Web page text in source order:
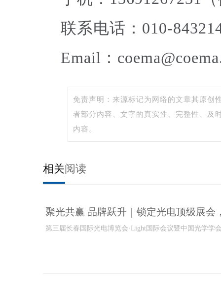
联系电话：010-
Email：
免责声明：来源标记为网络的文章其原创
者部分内容、文字的真实性、完整性、及
内容。
相关阅读
聚光共赢 品牌跃升｜锁定光电顶级展会
第三届长春国际光电博览会·Light国际会议暨中国光学学